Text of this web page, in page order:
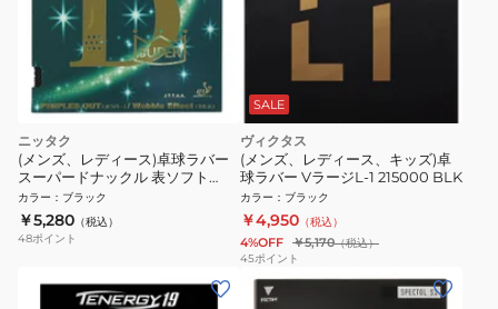
ニッタク
(メンズ、レディース)卓球ラバー
スーパードナックル 表ソフト
NR8573-71
カラー ： ブラック
￥5,280 （税込）
48ポイント
SALE
ヴィクタス
(メンズ、レディース、キッズ)卓
球ラバー VラージL-1 215000 BLK
カラー ： ブラック
￥4,950 （税込）
4%OFF ￥5,170（税込）
45ポイント